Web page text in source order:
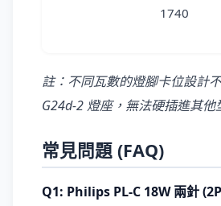
1740
註：不同瓦數的燈腳卡位設計
G24d-2 燈座，無法硬插進其他
常見問題 (FAQ)
Q1: Philips PL-C 18W 兩針